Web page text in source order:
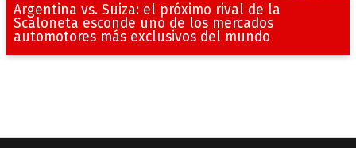
Argentina vs. Suiza: el próximo rival de la
Scaloneta esconde uno de los mercados
automotores más exclusivos del mundo